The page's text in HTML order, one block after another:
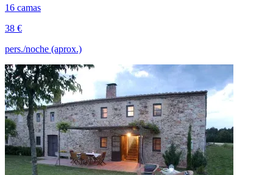
16 camas
38 €
pers./noche (aprox.)